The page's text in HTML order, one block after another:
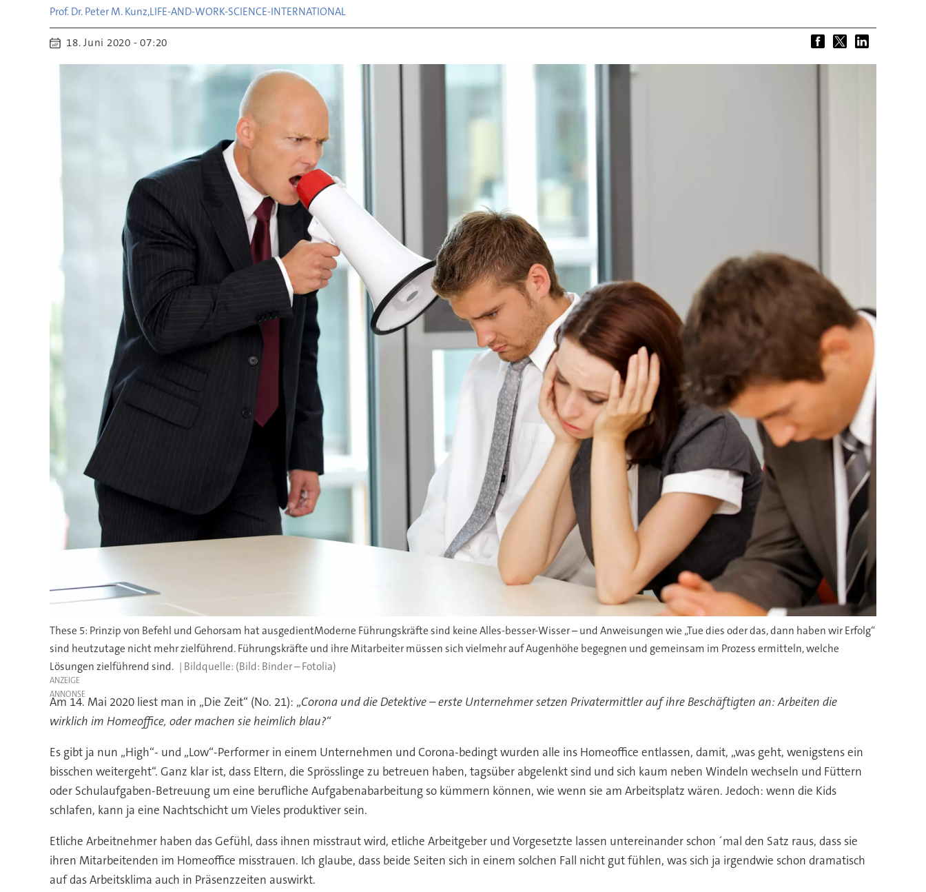
Prof. Dr. Peter M. Kunz,LIFE-AND-WORK-SCIENCE-INTERNATIONAL
18. Juni 2020 - 07:20
These 5: Prinzip von Befehl und Gehorsam hat ausgedientModerne Führungskräfte sind keine Alles-besser-Wisser – und Anweisungen wie „Tue dies oder das, dann haben wir Erfolg“
sind heutzutage nicht mehr zielführend. Führungskräfte und ihre Mitarbeiter müssen sich vielmehr auf Augenhöhe begegnen und gemeinsam im Prozess ermitteln, welche
Lösungen zielführend sind.
(Bild: Binder – Fotolia)
ANZEIGE
Am 14. Mai 2020 liest man in „Die Zeit“ (No. 21): „Corona und die Detektive – erste Unternehmer setzen Privatermittler auf ihre Beschäftigten an: Arbeiten die
wirklich im Homeoffice, oder machen sie heimlich blau?“
Es gibt ja nun „High“- und „Low“-Performer in einem Unternehmen und Corona-bedingt wurden alle ins Homeoffice entlassen, damit, „was geht, wenigstens ein
bisschen weitergeht“. Ganz klar ist, dass Eltern, die Sprösslinge zu betreuen haben, tagsüber abgelenkt sind und sich kaum neben Windeln wechseln und Füttern
oder Schulaufgaben-Betreuung um eine berufliche Aufgabenabarbeitung so kümmern können, wie wenn sie am Arbeitsplatz wären. Jedoch: wenn die Kids
schlafen, kann ja eine Nachtschicht um Vieles produktiver sein.
Etliche Arbeitnehmer haben das Gefühl, dass ihnen misstraut wird, etliche Arbeitgeber und Vorgesetzte lassen untereinander schon ´mal den Satz raus, dass sie
ihren Mitarbeitenden im Homeoffice misstrauen. Ich glaube, dass beide Seiten sich in einem solchen Fall nicht gut fühlen, was sich ja irgendwie schon dramatisch
auf das Arbeitsklima auch in Präsenzzeiten auswirkt.